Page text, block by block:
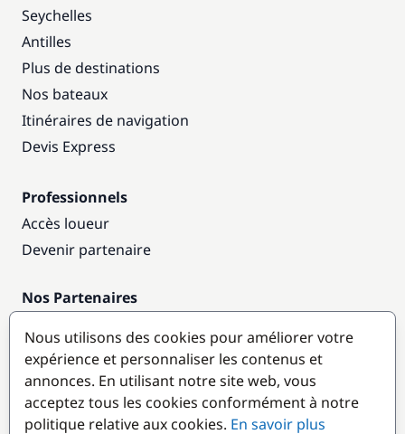
Seychelles
Antilles
Plus de destinations
Nos bateaux
Itinéraires de navigation
Devis Express
Professionnels
Accès loueur
Devenir partenaire
Nos Partenaires
Destinations populaires
Nous utilisons des cookies pour améliorer votre
expérience et personnaliser les contenus et
annonces. En utilisant notre site web, vous
acceptez tous les cookies conformément à notre
politique relative aux cookies. En savoir plus